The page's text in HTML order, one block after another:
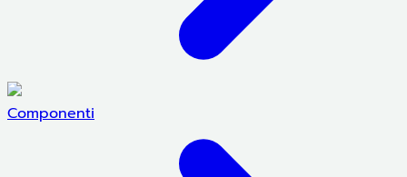
Componenti